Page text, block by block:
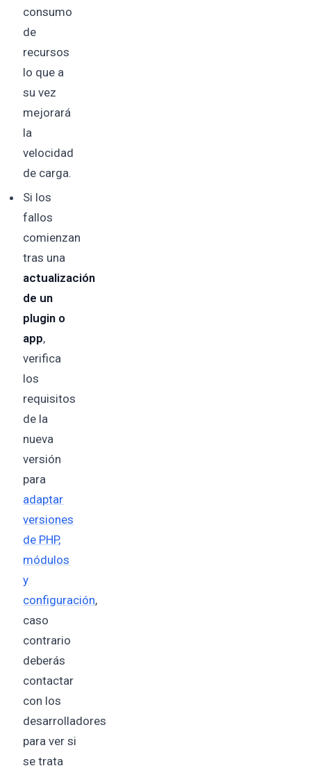
consumo
de
recursos
lo que a
su vez
mejorará
la
velocidad
de carga.
Si los
fallos
comienzan
tras una
actualización
de un
plugin o
app,
verifica
los
requisitos
de la
nueva
versión
para
adaptar
versiones
de PHP,
módulos
y
configuración,
caso
contrario
deberás
contactar
con los
desarrolladores
para ver si
se trata